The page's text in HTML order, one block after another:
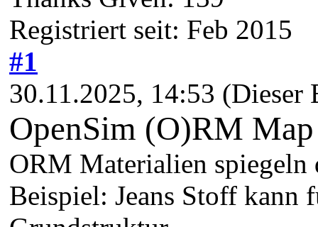
Registriert seit: Feb 2015
#1
30.11.2025, 14:53 (Dieser
OpenSim (O)RM
ORM Materialien spiegeln
Beispiel: Jeans Stoff kann